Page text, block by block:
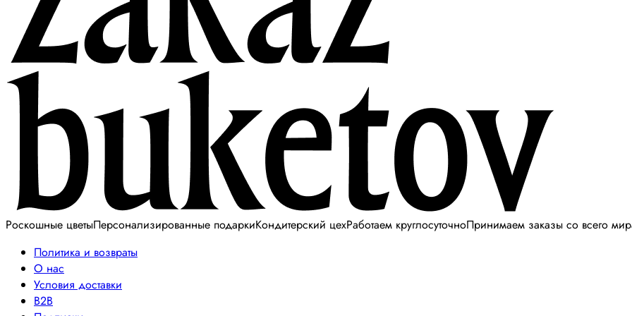
Роскошные цветыПерсонализированные подаркиКондитерский цехРаботаем круглосуточноПринимаем заказы со всего
Политика и возвраты
О нас
Условия доставки
B2B